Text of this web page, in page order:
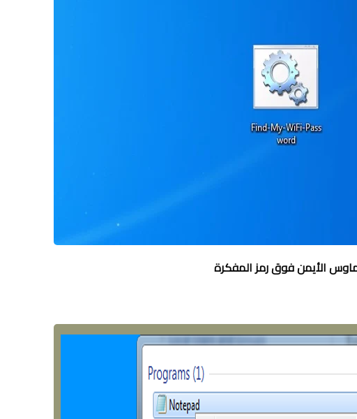
الأيمن فوق رمز المفكرة